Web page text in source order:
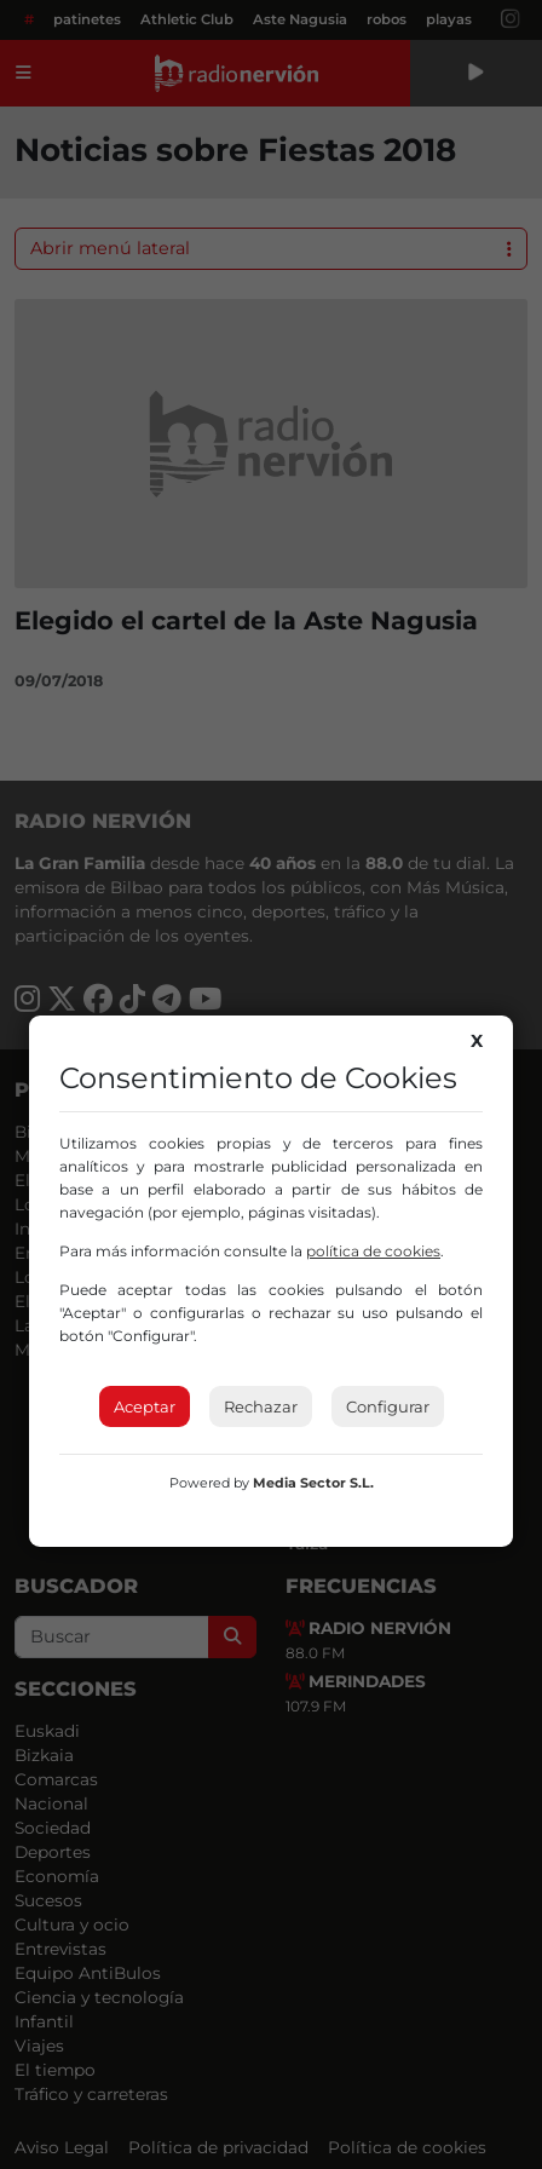
# patinetes Athletic Club Aste Nagusia robos playas
Noticias sobre Fiestas 2018
Elegido el cartel de la Aste Nagusia
09/07/2018
Abrir menú lateral
RADIO NERVIÓN
La Gran Familia desde hace 40 años en la 88.0 de tu dial. La
emisora de Bilbao para todos los públicos, con Más Música,
información a menos cinco, deportes, tráfico y la
participación de los oyentes.
PROGRAMAS
Bilbosport
Más Música
El Madrugador
Lo Más Nuevo
Informativos
En Ruta
Locos por la Música
El Supermadrugador
La Mañana de Radio Nervión
Más Madrugada
VOCES
Belén Ollero
Dani
Eduardo
Endika
Iñigo
Yaiza
BUSCADOR
Search
SECCIONES
Euskadi
Bizkaia
Comarcas
Nacional
Sociedad
Deportes
Economía
Sucesos
Cultura y ocio
Entrevistas
Equipo AntiBulos
Ciencia y tecnología
Infantil
Viajes
El tiempo
Tráfico y carreteras
FRECUENCIAS
RADIO NERVIÓN
88.0 FM
MERINDADES
107.9 FM
Aviso Legal Política de privacidad Política de cookies
X
Consentimiento de Cookies
Utilizamos cookies propias y de terceros para fines
analíticos y para mostrarle publicidad personalizada en
base a un perfil elaborado a partir de sus hábitos de
navegación (por ejemplo, páginas visitadas).
Para más información consulte la política de cookies.
Puede aceptar todas las cookies pulsando el botón
"Aceptar" o configurarlas o rechazar su uso pulsando el
botón "Configurar".
Aceptar Rechazar Configurar
Powered by Media Sector S.L.